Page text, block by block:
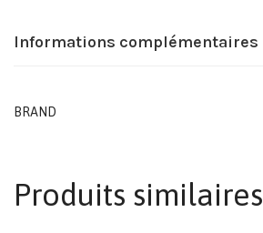
Informations complémentaires
BRAND
Produits similaires